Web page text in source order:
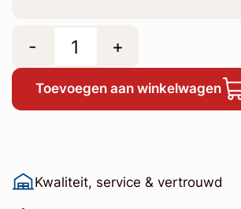
- +
Toevoegen aan winkelwagen
Kwaliteit, service & vertrouwd